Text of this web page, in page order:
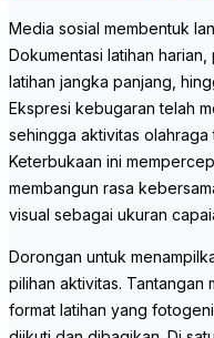
Media sosial membentuk
Dokumentasi latihan
latihan jangka panjang,
Ekspresi kebugaran telah
sehingga aktivitas
Keterbukaan ini
membangun rasa
visual sebagai ukuran
Dorongan untuk
pilihan aktivitas. Tantangan
format latihan yang